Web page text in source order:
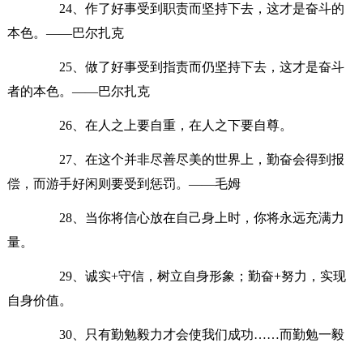
24、作了好事受到职责而坚持下去，这才是奋斗的
本色。——巴尔扎克
25、做了好事受到指责而仍坚持下去，这才是奋斗
者的本色。——巴尔扎克
26、在人之上要自重，在人之下要自尊。
27、在这个并非尽善尽美的世界上，勤奋会得到报
偿，而游手好闲则要受到惩罚。——毛姆
28、当你将信心放在自己身上时，你将永远充满力
量。
29、诚实+守信，树立自身形象；勤奋+努力，实现
自身价值。
30、只有勤勉毅力才会使我们成功……而勤勉一毅